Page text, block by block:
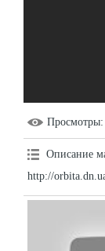
Просмотры
Описание
http://